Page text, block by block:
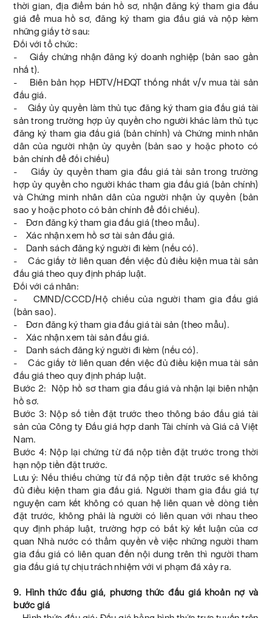
thời gian, địa điểm bán hồ sơ, nhận đăng ký tham gia đấu
giá để mua hồ sơ, đăng ký tham gia đấu giá và nộp kèm
những giấy tờ sau:
Đối với tổ chức:
- Giấy chứng nhận đăng ký doanh nghiệp (bản sao gần
nhấ t).
- Biên bản họp HĐTV/HĐQT thống nhất v/v mua tài sản
đấu giá.
- Giấy ủy quyền làm thủ tục đăng ký tham gia đấu giá tài
sản trong trường hợp ủy quyền cho người khác làm thủ tục
đăng ký tham gia đấu giá (bản chính) và Chứng minh nhân
dân của người nhận ủy quyền (bản sao y hoặc photo có
bản chính để đối chiếu)
- Giấy ủy quyền tham gia đấu giá tài sản trong trường
hợp ủy quyền cho người khác tham gia đấu giá (bản chính)
và Chứng minh nhân dân của người nhận ủy quyền (bản
sao y hoặc photo có bản chính để đối chiếu).
- Đơn đăng ký tham gia đấu giá (theo mẫu).
- Xác nhận xem hồ sơ tài sản đấu giá.
- Danh sách đăng ký người đi kèm (nếu có).
- Các giấy tờ liên quan đến việc đủ điều kiện mua tài sản
đấu giá theo quy định pháp luật.
Đối với cá nhân:
- CMND/CCCD/Hộ chiếu của người tham gia đấu giá
(bản sao).
- Đơn đăng ký tham gia đấu giá tài sản (theo mẫu).
- Xác nhận xem tài sản đấu giá.
- Danh sách đăng ký người đi kèm (nếu có).
- Các giấy tờ liên quan đến việc đủ điều kiện mua tài sản
đấu giá theo quy định pháp luật.
Bước 2: Nộp hồ sơ tham gia đấu giá và nhận lại biên nhận
hồ sơ.
Bước 3: Nộp số tiền đặt trước theo thông báo đấu giá tài
sản của Công ty Đấu giá hợp danh Tài chính và Giá cả Việt
Nam.
Bước 4: Nộp lại chứng từ đã nộp tiền đặt trước trong thời
hạn nộp tiền đặt trước.
Lưu ý: Nếu thiếu chứng từ đã nộp tiền đặt trước sẽ không
đủ điều kiện tham gia đấu giá. Người tham gia đấu giá tự
nguyện cam kết không có quan hệ liên quan về dòng tiền
đặt trước, không phải là người có liên quan với nhau theo
quy định pháp luật, trường hợp có bất kỳ kết luận của cơ
quan Nhà nước có thẩm quyền về việc những người tham
gia đấu giá có liên quan đến nội dung trên thì người tham
gia đấu giá tự chịu trách nhiệm với vi phạm đã xảy ra.
9. Hình thức đấu giá, phương thức đấu giá khoản nợ và
bước giá